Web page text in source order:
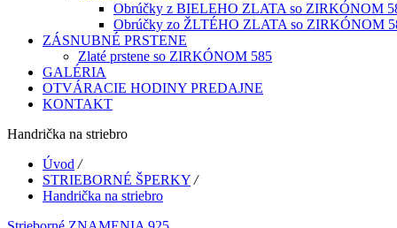
Obrúčky z BIELEHO ZLATA so ZIRKÓNOM
Obrúčky zo ŽLTÉHO ZLATA so ZIRKÓNOM
ZÁSNUBNÉ PRSTENE
Zlaté prstene so ZIRKÓNOM 585
GALÉRIA
OTVÁRACIE HODINY PREDAJNE
KONTAKT
Handrička na striebro
Úvod /
STRIEBORNÉ ŠPERKY /
Handrička na striebro